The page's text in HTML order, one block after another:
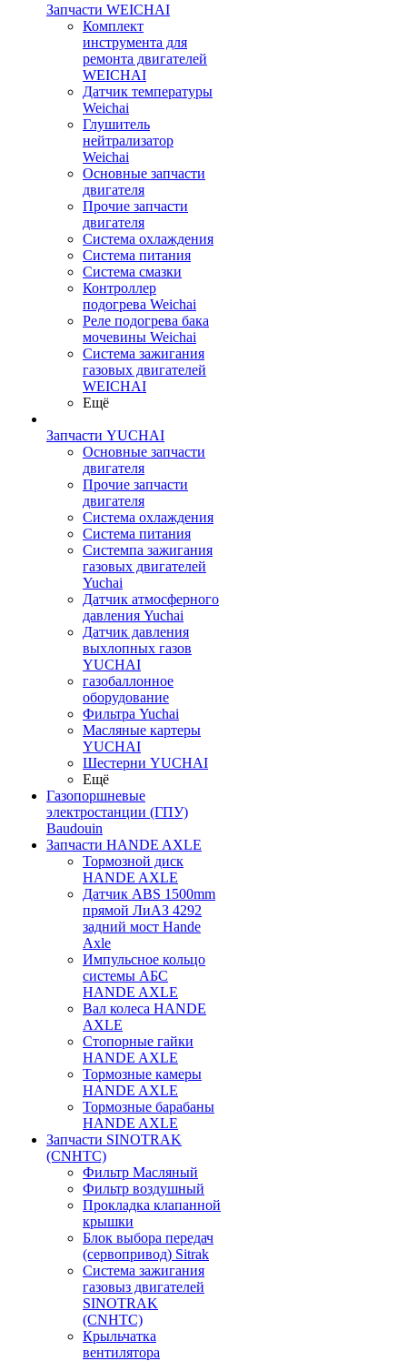
Запчасти WEICHAI
Комплект
инструмента для
ремонта двигателей
WEICHAI
Датчик температуры
Weichai
Глушитель
нейтрализатор
Weichai
Основные запчасти
двигателя
Прочие запчасти
двигателя
Система охлаждения
Система питания
Система смазки
Контроллер
подогрева Weichai
Реле подогрева бака
мочевины Weichai
Система зажигания
газовых двигателей
WEICHAI
Ещё
Запчасти YUCHAI
Основные запчасти
двигателя
Прочие запчасти
двигателя
Система охлаждения
Система питания
Системпа зажигания
газовых двигателей
Yuchai
Датчик атмосферного
давления Yuchai
Датчик давления
выхлопных газов
YUCHAI
газобаллонное
оборудование
Фильтра Yuchai
Масляные картеры
YUCHAI
Шестерни YUCHAI
Ещё
Газопоршневые
электростанции (ГПУ)
Baudouin
Запчасти HANDE AXLE
Тормозной диск
HANDE AXLE
Датчик ABS 1500mm
прямой ЛиАЗ 4292
задний мост Hande
Axle
Импульсное кольцо
системы АБС
HANDE AXLE
Вал колеса HANDE
AXLE
Стопорные гайки
HANDE AXLE
Тормозные камеры
HANDE AXLE
Тормозные барабаны
HANDE AXLE
Запчасти SINOTRAK
(CNHTC)
Фильтр Масляный
Фильтр воздушный
Прокладка клапанной
крышки
Блок выбора передач
(сервопривод) Sitrak
Система зажигания
газовыз двигателей
SINOTRAK
(CNHTC)
Крыльчатка
вентилятора